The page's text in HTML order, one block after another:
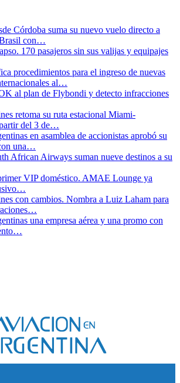
Córdoba suma su nuevo vuelo directo a
con…
170 pasajeros sin sus valijas y equipajes
procedimientos para el ingreso de nuevas
al…
al plan de Flybondi y detecto infracciones
retoma su ruta estacional Miami-
del 3 de…
en asamblea de accionistas aprobó su
una…
African Airways suman nueve destinos a su
VIP doméstico. AMAE Lounge ya
con cambios. Nombra a Luiz Laham para
una empresa aérea y una promo con